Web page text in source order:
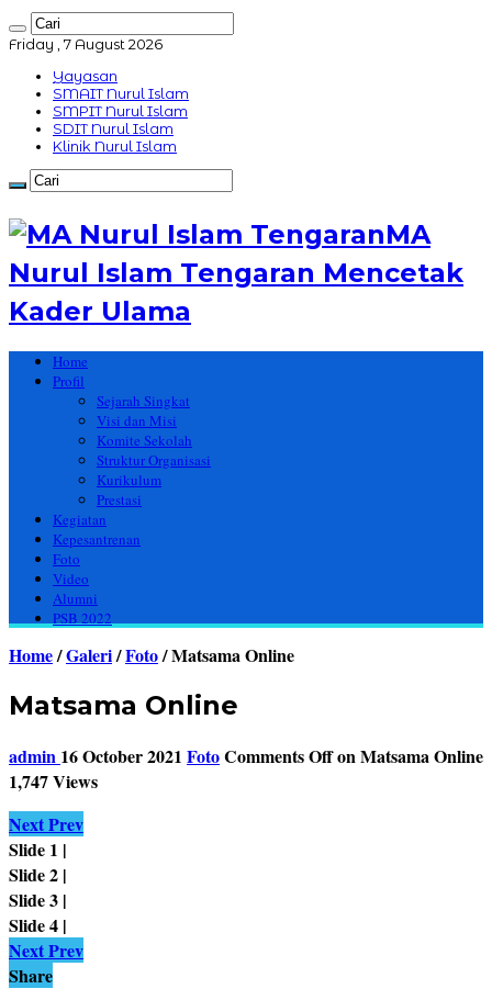
Friday , 7 August 2026
Yayasan
SMAIT Nurul Islam
SMPIT Nurul Islam
SDIT Nurul Islam
Klinik Nurul Islam
MA
Nurul Islam Tengaran Mencetak
Kader Ulama
Home
Profil
Sejarah Singkat
Visi dan Misi
Komite Sekolah
Struktur Organisasi
Kurikulum
Prestasi
Kegiatan
Kepesantrenan
Foto
Video
Alumni
PSB 2022
Home/Galeri/Foto/Matsama Online
Matsama Online
admin 16 October 2021 FotoComments Offon Matsama Online
1,747 Views
NextPrev
Slide 1 |
Slide 2 |
Slide 3 |
Slide 4 |
NextPrev
Share